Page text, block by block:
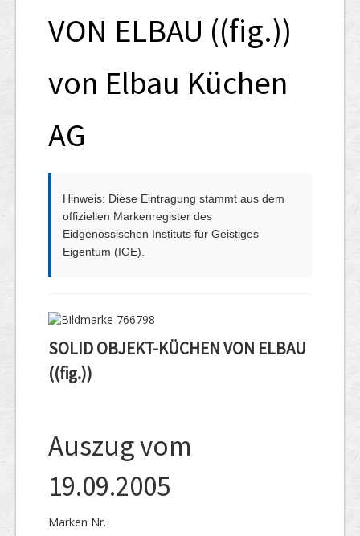
VON ELBAU ((fig.))
von Elbau Küchen
AG
Hinweis: Diese Eintragung stammt aus dem
offiziellen Markenregister des
Eidgenössischen Instituts für Geistiges
Eigentum (IGE).
SOLID OBJEKT-KÜCHEN VON ELBAU
((fig.))
Auszug vom
19.09.2005
Marken Nr.